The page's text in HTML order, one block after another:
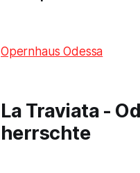
Opernhaus Odessa
La Traviata -
herrschte